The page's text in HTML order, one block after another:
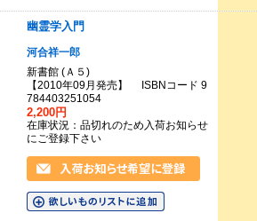
幽霊学入門
河合祥一郎
新書館 (Ａ５)
【2010年09月発売】 ISBNコード 9
784403251054
2,200円
在庫状況：品切れのため入荷お知らせ
にご登録下さい